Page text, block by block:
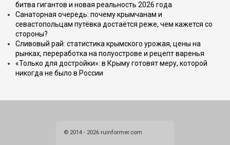
битва гигантов и новая реальность 2026 года
Санаторная очередь: почему крымчанам и
севастопольцам путёвка достаётся реже, чем кажется со
стороны?
Сливовый рай: статистика крымского урожая, цены на
рынках, переработка на полуострове и рецепт варенья
«Только для достройки»: в Крыму готовят меру, которой
никогда не было в России
© 2014 - 2026 ruinformer.com